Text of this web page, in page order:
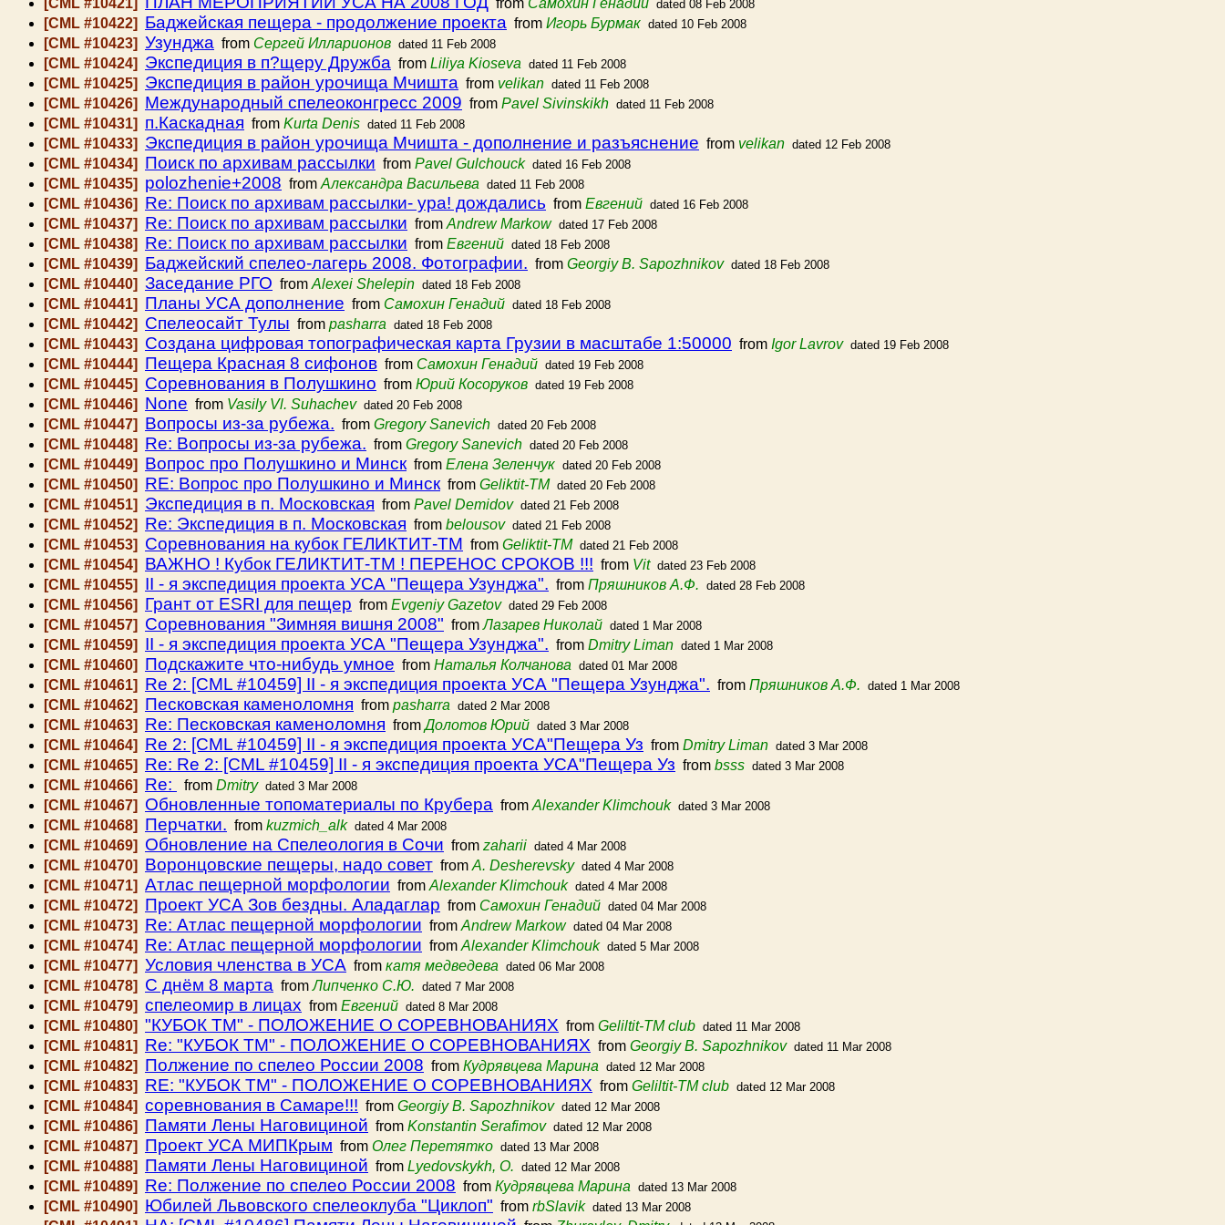
[CML #10421] from Самохин Генадий dated 08 Feb 2008
[CML #10422] Баджейская пещера - продолжение проекта from Игорь Бурмак dated 10 Feb 2008
[CML #10423] Узунджа from Сергей Илларионов dated 11 Feb 2008
[CML #10424] Экспедиция в п?щеру Дружба from Liliya Kioseva dated 11 Feb 2008
[CML #10425] Экспедиция в район урочища Мчишта from velikan dated 11 Feb 2008
[CML #10426] Международный спелеоконгресс 2009 from Pavel Sivinskikh dated 11 Feb 2008
[CML #10431] п.Каскадная from Kurta Denis dated 11 Feb 2008
[CML #10433] Экспедиция в район урочища Мчишта - дополнение и разъяснение from velikan dated 12 Feb 2008
[CML #10434] Поиск по архивам рассылки from Pavel Gulchouck dated 16 Feb 2008
[CML #10435] polozhenie+2008 from Александра Васильева dated 11 Feb 2008
[CML #10436] Re: Поиск по архивам рассылки- ура! дождались from Евгений dated 16 Feb 2008
[CML #10437] Re: Поиск по архивам рассылки from Andrew Markow dated 17 Feb 2008
[CML #10438] Re: Поиск по архивам рассылки from Евгений dated 18 Feb 2008
[CML #10439] Баджейский спелео-лагерь 2008. Фотографии. from Georgiy B. Sapozhnikov dated 18 Feb 2008
[CML #10440] Заседание РГО from Alexei Shelepin dated 18 Feb 2008
[CML #10441] Планы УСА дополнение from Самохин Генадий dated 18 Feb 2008
[CML #10442] Спелеосайт Тулы from pasharra dated 18 Feb 2008
[CML #10443] Создана цифровая топографическая карта Грузии в масштабе 1:50000 from Igor Lavrov dated 19 Feb 2008
[CML #10444] Пещера Красная 8 сифонов from Самохин Генадий dated 19 Feb 2008
[CML #10445] Соревнования в Полушкино from Юрий Косоруков dated 19 Feb 2008
[CML #10446] None from Vasily Vl. Suhachev dated 20 Feb 2008
[CML #10447] Вопросы из-за рубежа. from Gregory Sanevich dated 20 Feb 2008
[CML #10448] Re: Вопросы из-за рубежа. from Gregory Sanevich dated 20 Feb 2008
[CML #10449] Вопрос про Полушкино и Минск from Елена Зеленчук dated 20 Feb 2008
[CML #10450] RE: Вопрос про Полушкино и Минск from Geliktit-TM dated 20 Feb 2008
[CML #10451] Экспедиция в п. Московская from Pavel Demidov dated 21 Feb 2008
[CML #10452] Re: Экспедиция в п. Московская from belousov dated 21 Feb 2008
[CML #10453] Соревнования на кубок ГЕЛИКТИТ-ТМ from Geliktit-TM dated 21 Feb 2008
[CML #10454] ВАЖНО ! Кубок ГЕЛИКТИТ-ТМ ! ПЕРЕНОС СРОКОВ !!! from Vit dated 23 Feb 2008
[CML #10455] II - я экспедиция проекта УСА "Пещера Узунджа". from Пряшников А.Ф. dated 28 Feb 2008
[CML #10456] Грант от ESRI для пещер from Evgeniy Gazetov dated 29 Feb 2008
[CML #10457] Соревнования "Зимняя вишня 2008" fromЛазарев Николай dated 1 Mar 2008
[CML #10459] II - я экспедиция проекта УСА "Пещера Узунджа". from Dmitry Liman dated 1 Mar 2008
[CML #10460] Подскажите что-нибудь умное from Наталья Колчанова dated 01 Mar 2008
[CML #10461] Re 2: [CML #10459] II - я экспедиция проекта УСА "Пещера Узунджа". from Пряшников А.Ф. dated 1 Mar 2008
[CML #10462] Песковская каменоломня from pasharra dated 2 Mar 2008
[CML #10463] Re: Песковская каменоломня fromДолотов Юрий dated 3 Mar 2008
[CML #10464] Re 2: [CML #10459] II - я экспедиция проекта УСА"Пещера Уз from Dmitry Liman dated 3 Mar 2008
[CML #10465] Re: Re 2: [CML #10459] II - я экспедиция проекта УСА"Пещера Уз from bsss dated 3 Mar 2008
[CML #10466] Re: from Dmitry dated 3 Mar 2008
[CML #10467] Обновленные топоматериалы по Крубера from Alexander Klimchouk dated 3 Mar 2008
[CML #10468] Перчатки. from kuzmich_alk dated 4 Mar 2008
[CML #10469] Обновление на Спелеология в Сочи from zaharii dated 4 Mar 2008
[CML #10470] Воронцовские пещеры, надо совет from A. Desherevsky dated 4 Mar 2008
[CML #10471] Атлас пещерной морфологии from Alexander Klimchouk dated 4 Mar 2008
[CML #10472] Проект УСА Зов бездны. Аладаглар from Самохин Генадий dated 04 Mar 2008
[CML #10473] Re: Атлас пещерной морфологии from Andrew Markow dated 04 Mar 2008
[CML #10474] Re: Атлас пещерной морфологии from Alexander Klimchouk dated 5 Mar 2008
[CML #10477] Условия членства в УСА from катя медведева dated 06 Mar 2008
[CML #10478] С днём 8 марта fromЛипченко С.Ю. dated 7 Mar 2008
[CML #10479] спелеомир в лицах from Евгений dated 8 Mar 2008
[CML #10480] "КУБОК ТМ" - ПОЛОЖЕНИЕ О СОРЕВНОВАНИЯХ from Geliltit-TM club dated 11 Mar 2008
[CML #10481] Re: "КУБОК ТМ" - ПОЛОЖЕНИЕ О СОРЕВНОВАНИЯХ from Georgiy B. Sapozhnikov dated 11 Mar 2008
[CML #10482] Полжение по спелео России 2008 from Кудрявцева Марина dated 12 Mar 2008
[CML #10483] RE: "КУБОК ТМ" - ПОЛОЖЕНИЕ О СОРЕВНОВАНИЯХ from Geliltit-TM club dated 12 Mar 2008
[CML #10484] соревнования в Самаре!!! from Georgiy B. Sapozhnikov dated 12 Mar 2008
[CML #10486] Памяти Лены Наговициной from Konstantin Serafimov dated 12 Mar 2008
[CML #10487] Проект УСА МИПКрым from Олег Перетятко dated 13 Mar 2008
[CML #10488] Памяти Лены Наговициной from Lyedovskykh, O. dated 12 Mar 2008
[CML #10489] Re: Полжение по спелео России 2008 from Кудрявцева Марина dated 13 Mar 2008
[CML #10490] Юбилей Львовского спелеоклуба "Циклоп" from rbSlavik dated 13 Mar 2008